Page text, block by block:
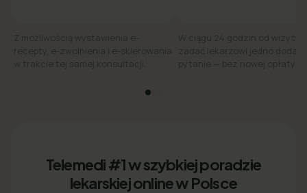
Z możliwością wystawienia e-
recepty, e-zwolnienia i e-skierowania
w trakcie tej samej konsultacji.
W ciągu 24 godzin od wizyty
zadać lekarzowi jedno
pytanie — bez nowej opłaty.
Telemedi #1 w szybkiej poradzie
lekarskiej online w Polsce